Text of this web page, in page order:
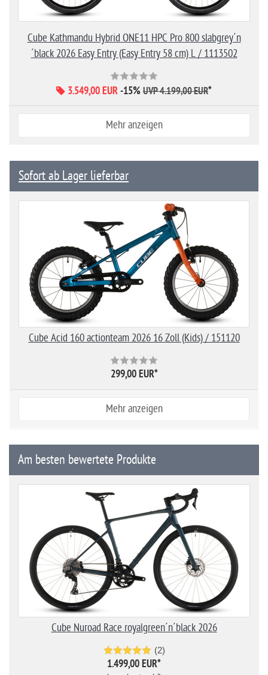
Cube Kathmandu Hybrid ONE11 HPC Pro 800 slabgrey´n
´black 2026 Easy Entry (Easy Entry 58 cm) L / 1113502
3.549,00 EUR-15% UVP 4.199,00 EUR*
Mehr anzeigen
Sofort ab Lager lieferbar
Cube Acid 160 actionteam 2026 16 Zoll (Kids) / 151120
299,00 EUR*
Mehr anzeigen
Am besten bewertete Produkte
Cube Nuroad Race royalgreen´n´black 2026
(2)
1.499,00 EUR*